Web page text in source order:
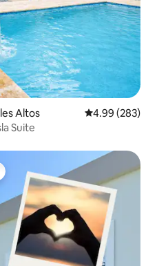
Altos Calificación
4.99 (283)
Suite
huéspedes